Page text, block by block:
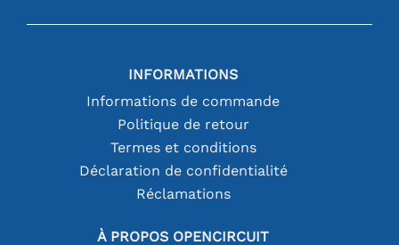
INFORMATIONS
Informations de commande
Politique de retour
Termes et conditions
Déclaration de confidentialité
Réclamations
À PROPOS OPENCIRCUIT